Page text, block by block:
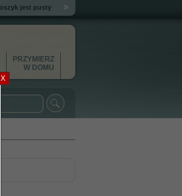
X
jest pusty
PRZYMIERZ
W DOMU